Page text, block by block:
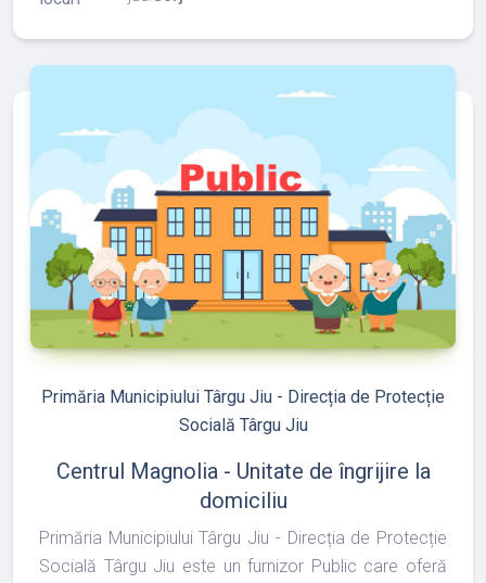
Primăria Municipiului Târgu Jiu - Direcția de Protecție
Socială Târgu Jiu
Centrul Magnolia - Unitate de îngrijire la
domiciliu
Primăria Municipiului Târgu Jiu - Direcția de Protecție
Socială Târgu Jiu este un furnizor Public care oferă